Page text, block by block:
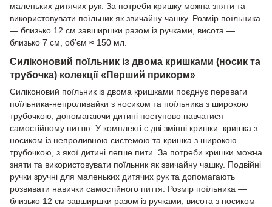
маленьких дитячих рук. За потреби кришку можна зняти та
використовувати поїльник як звичайну чашку. Розмір поїльника
— близько 12 см завширшки разом із ручками, висота —
близько 7 см, об’єм ≈ 150 мл.
Силіконовий поїльник із двома кришками (носик та
трубочка) колекції «Перший прикорм»
Силіконовий поїльник із двома кришками поєднує переваги
поїльника-непроливайки з носиком та поїльника з широкою
трубочкою, допомагаючи дитині поступово навчатися
самостійному питтю. У комплекті є дві змінні кришки: кришка з
носиком із непроливною системою та кришка з широкою
трубочкою, з якої дитині легше пити. За потреби кришки можна
зняти та використовувати поїльник як звичайну чашку. Подвійні
ручки зручні для маленьких дитячих рук та допомагають
розвивати навички самостійного пиття. Розмір поїльника —
близько 12 см завширшки разом із ручками, висота з носиком